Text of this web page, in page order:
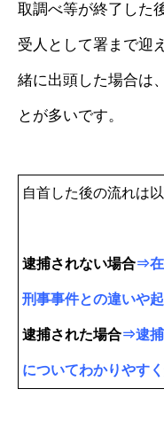
取調べ等が終了した
受人として署まで迎
緒に出頭した場合は
とが多いです。
自首した後の流れは
逮捕されない場合⇒
刑事事件との違いや
逮捕された場合⇒逮
についてわかりやす